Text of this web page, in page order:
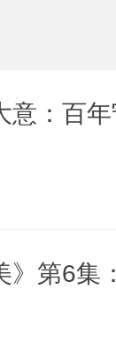
意：百
》第6集